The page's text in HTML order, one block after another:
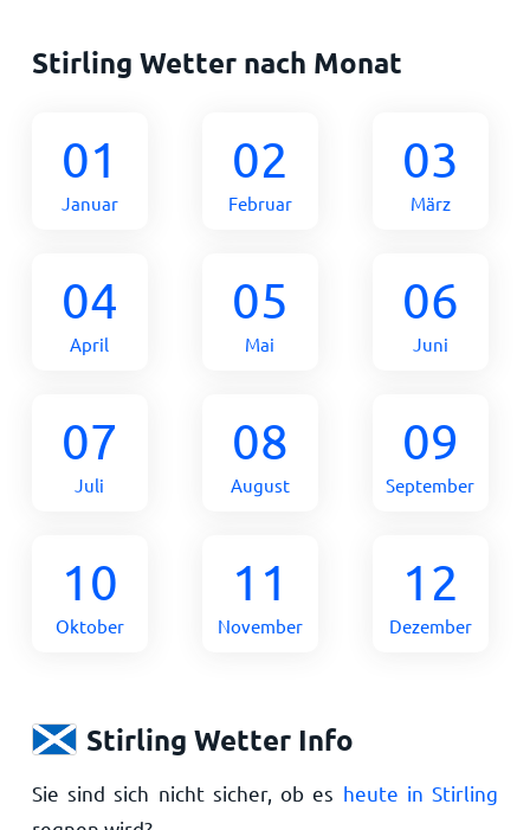
Stirling Wetter nach Monat
01
Januar
02
Februar
03
März
04
April
05
Mai
06
Juni
07
Juli
08
August
09
September
10
Oktober
11
November
12
Dezember
Stirling Wetter Info
Sie sind sich nicht sicher, ob es heute in Stirling